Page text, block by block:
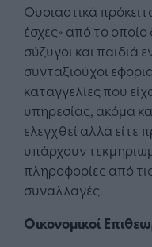
Ουσιαστικά
έσχες» από το οποίο
σύζυγοι και παιδιά
συνταξιούχοι
καταγγελίες που
υπηρεσίας, ακόμα
ελεγχθεί αλλά είτε
υπάρχουν
πληροφορίες από
συναλλαγές.
Οικονομικοί